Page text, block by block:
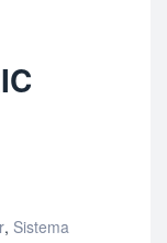
, Sistema